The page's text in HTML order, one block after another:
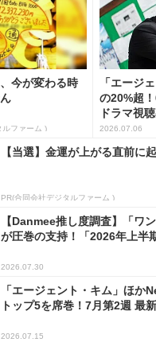
今が変わる時
ルファーム )
「エージ
の20%超
ドラマ視
2026.07.06
【当選】金運が上がる直前に
PR(合同会社デジタルファーム )
【Danmee推し度調査】「ワ
が圧巻の支持！「2026年上半
2026.07.30
「エージェント・キム」ほか
トップ5を席巻！7月第2週 最
2026.07.15